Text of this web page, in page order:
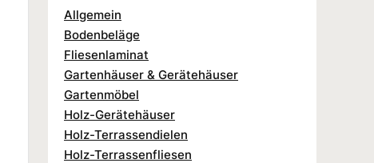
Allgemein
Bodenbeläge
Fliesenlaminat
Gartenhäuser & Gerätehäuser
Gartenmöbel
Holz-Gerätehäuser
Holz-Terrassendielen
Holz-Terrassenfliesen